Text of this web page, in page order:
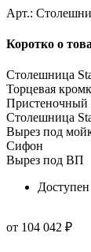
Арт.:
Коротко о
Столешница
Торцевая
Пристеночный
Столешница
Вырез под
Сифон
Вырез под ВП
от 104 042 ₽